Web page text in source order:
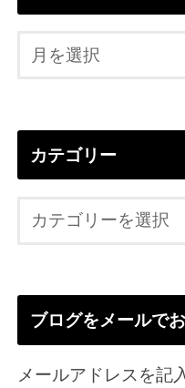
カテゴリー
ブログをメールで
メールアドレスを記